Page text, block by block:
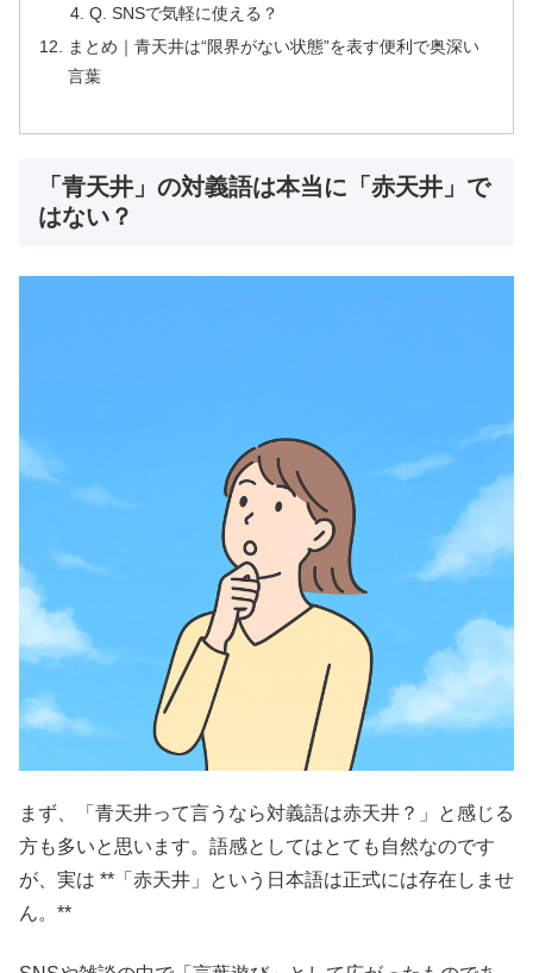
Q. SNSで気軽に使える？
まとめ｜青天井は“限界がない状態”を表す便利で奥深い
言葉
「青天井」の対義語は本当に「赤天井」で
はない？
まず、「青天井って言うなら対義語は赤天井？」と感じる
方も多いと思います。語感としてはとても自然なのです
が、実は **「赤天井」という日本語は正式には存在しませ
ん。**